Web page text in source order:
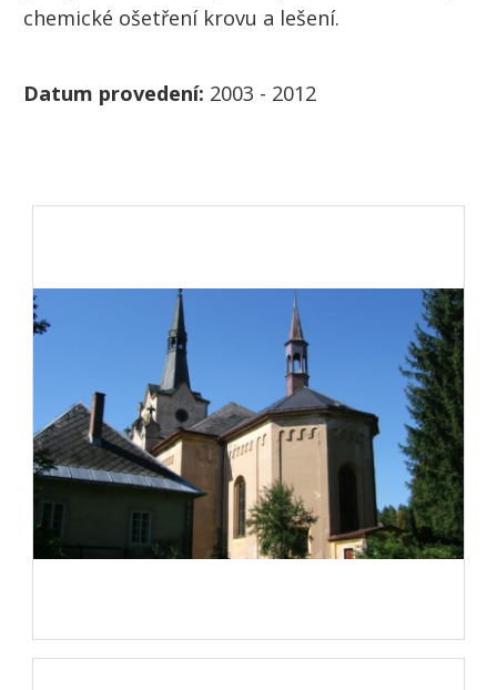
chemické ošetření krovu a lešení.
Datum provedení: 2003 - 2012